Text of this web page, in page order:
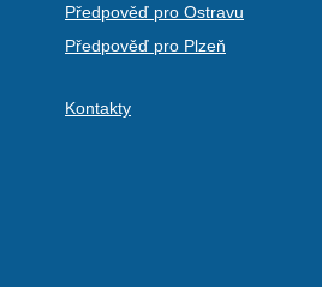
Předpověď pro Ostravu
Předpověď pro Plzeň
Kontakty